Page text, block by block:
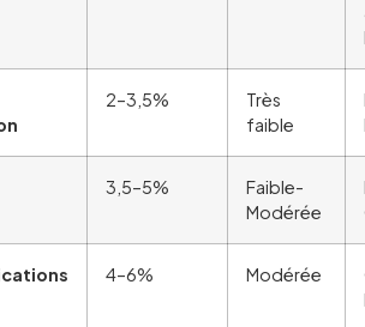
2–3,5%
Très
faible
3,5–5%
Faible-
Modérée
4–6% Modérée